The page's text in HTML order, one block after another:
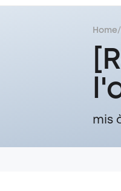
Home/
mis